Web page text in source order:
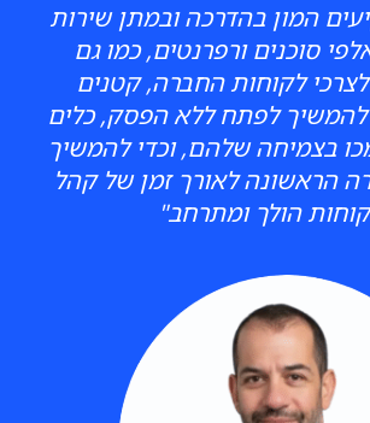
המון בהדרכה ובמתן שירות
סוכנים ורפרנטים, כמו גם
לקוחות החברה, קטנים
להמשיך לפתח ללא הפסק, כלים
בצמיחה שלהם, וכדי להמשיך
הראשונה לאורך זמן של קהל
הולך ומתרחב"